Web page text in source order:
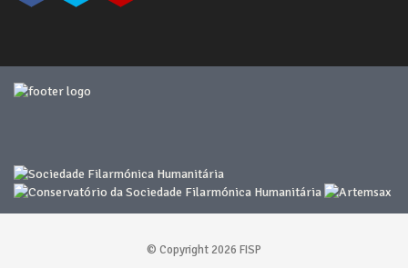
© Copyright 2026 FISP